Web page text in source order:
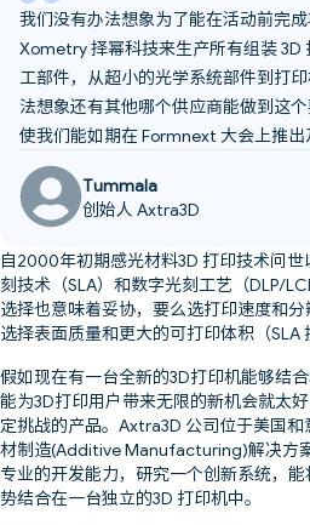
我们没有办法想象为了能在活动前完
Xometry 择幂科技来生产所有组装 3D
工部件，从超小的光学系统部件到打
法想象还有其他哪个供应商能做到这
使我们能如期在 Formnext 大会上推出
Tummala
创始人 Axtra3D
自2000年初期感光材料3D 打印技术问
刻技术（SLA）和数字光刻工艺（DLP/
选择也意味着妥协，要么选打印速度和
选择表面质量和更大的可打印体积（SLA
假如现在有一台全新的3D打印机能够结合
能为3D打印用户带来无限的新机会就太
定挑战的产品。Axtra3D 公司位于美国
材制造(Additive Manufacturing)解决方
专业的开发能力，研究一个创新系统，能
势结合在一台独立的3D 打印机中。